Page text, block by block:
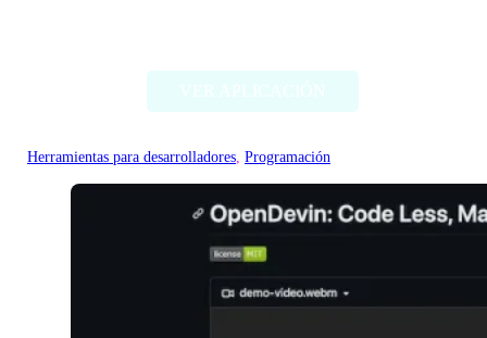
Herramientas para desarrolladores, Programación